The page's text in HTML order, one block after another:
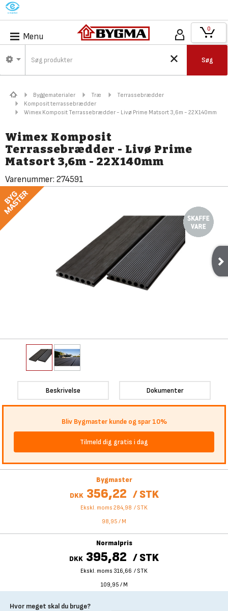
M
Menu
Søg
0
Byggematerialer Træ
Terrassebrædder
Komposit terrassebrædder
Wimex Komposit Terrassebrædder - Livø Prime Matsort 3,6m - 22X140mm
Wimex Komposit
Terrassebrædder - Livø Prime
Matsort 3,6m - 22X140mm
Varenummer: 274591
Beskrivelse Dokumenter
Bliv Bygmaster kunde og spar 10%
Tilmeld dig gratis i dag
Bygmaster
DKK 356,22 / STK
Ekskl. moms 284,98 / STK
98,95 / M
Normalpris
DKK 395,82 /STK
Ekskl. moms 316,66 / STK
109,95 / M
Hvor meget skal du bruge?